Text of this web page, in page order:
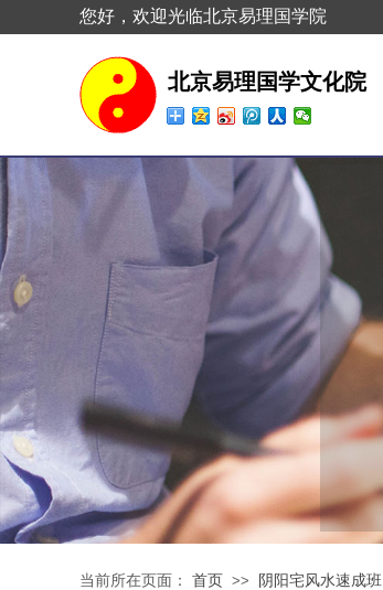
北京易理国学文化院
您好，欢迎光临北京易理国学院
当前所在页面： 首页 >> 阴阳宅风水速成班